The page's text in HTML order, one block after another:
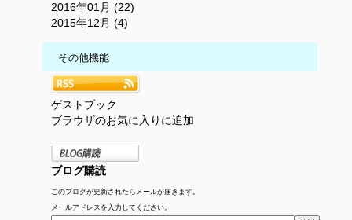
2016年01月 (22)
2015年12月 (4)
その他機能
ゲストブック
ブラウザのお気に入りに追加
ブログ購読
このブログが更新されたらメールが届きます。
メールアドレスを入力してください。